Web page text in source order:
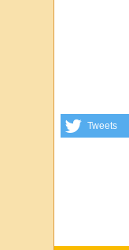
Tweets